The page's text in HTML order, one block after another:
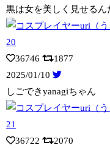
黒は女を美しく見せるん
36746
1877
2025/01/10
しごできyanagiちゃん
36722
2070